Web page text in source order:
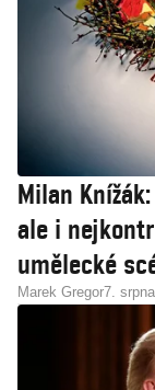
Milan
ale i
umělecké
Marek Gregor7.